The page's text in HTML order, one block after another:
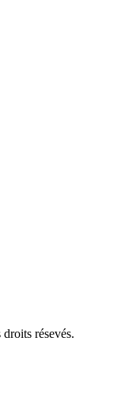
droits résevés.